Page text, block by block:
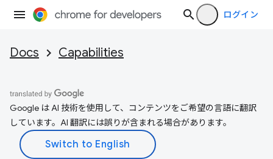
ログイン
Docs Capabilities
Google は AI 技術を使用して、コンテンツをご希望の言語に翻訳
しています。AI 翻訳には誤りが含まれる場合があります。